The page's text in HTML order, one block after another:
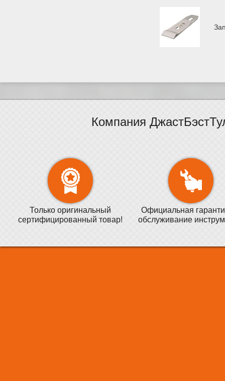
Компания
Только оригинальный
сертифицированный товар!
Официальная
обслуживание